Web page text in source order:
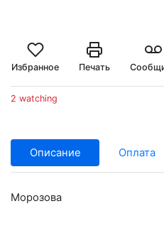
Избранное Печать
2 watching
Описание Оплата
Морозова